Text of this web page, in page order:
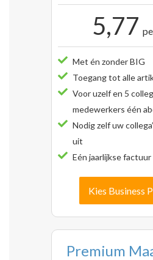
5,77
Met én zonder BIG
Toegang tot alle
Voor uzelf en 5
medewerkers één
Nodig zelf uw
uit
Eén jaarlijkse factuur
Kies Business
Premium